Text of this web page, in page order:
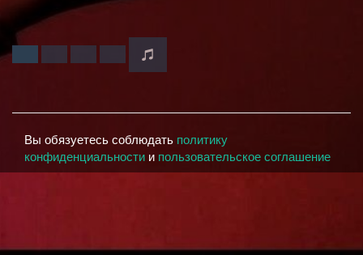
Вы обязуетесь соблюдать политику
конфиденциальности и пользовательское соглашение